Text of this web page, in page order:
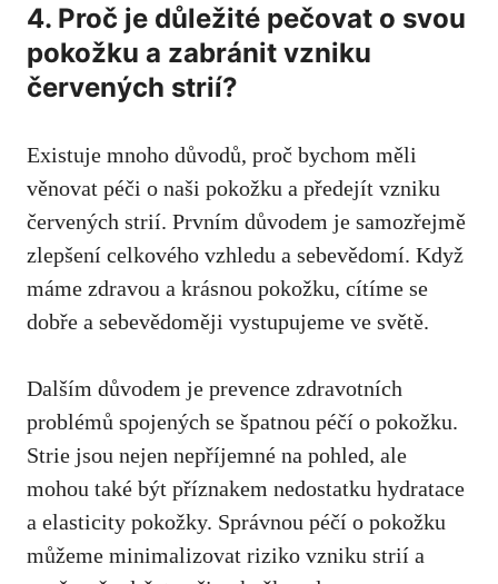
4.​ Proč je důležité ​pečovat​ o svou
pokožku​ a ⁢zabránit vzniku
červených strií?
Existuje mnoho důvodů, ‌proč bychom ⁢měli‌
věnovat⁤ péči o naši pokožku a⁢ předejít vzniku
červených strií.‍ Prvním důvodem je ⁢samozřejmě
‌zlepšení celkového‌ vzhledu a ‍sebevědomí. Když
máme zdravou a‌ krásnou pokožku, cítíme se
‍dobře a sebevědoměji vystupujeme ve ‌světě.
Dalším důvodem je prevence zdravotních
problémů spojených ⁤se špatnou⁤ péčí o pokožku.
Strie⁢ jsou nejen nepříjemné na pohled, ale
mohou ⁢také být příznakem nedostatku hydratace
⁣a elasticity pokožky.‌ Správnou⁢ péčí o ⁣pokožku
můžeme‌ minimalizovat riziko vzniku strií a